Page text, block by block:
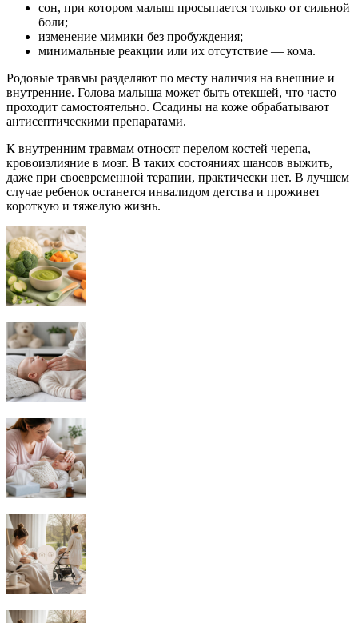
сон, при котором малыш просыпается только от сильной
боли;
изменение мимики без пробуждения;
минимальные реакции или их отсутствие — кома.
Родовые травмы разделяют по месту наличия на внешние и
внутренние. Голова малыша может быть отекшей, что часто
проходит самостоятельно. Ссадины на коже обрабатывают
антисептическими препаратами.
К внутренним травмам относят перелом костей черепа,
кровоизлияние в мозг. В таких состояниях шансов выжить,
даже при своевременной терапии, практически нет. В лучшем
случае ребенок останется инвалидом детства и проживет
короткую и тяжелую жизнь.